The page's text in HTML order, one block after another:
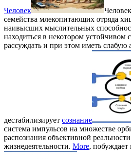
Человек
семейства млекопитающих отряда
наивысших мыслительных
находиться в некотором устойчивом
рассуждать и при этом иметь слабую
дестабилизирует сознание
система импульсов на множестве
распознания объективной
жизнедеятельности. More, побуждает